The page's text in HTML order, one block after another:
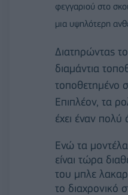
φεγγαριού στο
μια υψηλότερη
Διατηρώντας
διαμάντια
τοποθετημένο
Επιπλέον, τα
έχει έναν
Ενώ τα
είναι τώρα
του μπλε
το διαχρονικό